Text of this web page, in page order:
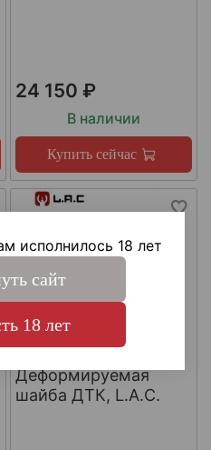
24 150 ₽
В наличии
Купить сейчас
Деформируемая
шайба ДТК, L.A.C.
исполнилось 18 лет
сайт
18 лет